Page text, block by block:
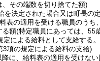
その端数を切り捨てた額)
を決定された場合又は町長
表の適用を受ける職員のう
る額(特定職員にあっては、55
による給料として支給する。
項の規定による給料の支給)
に、給料表の適用を受けな